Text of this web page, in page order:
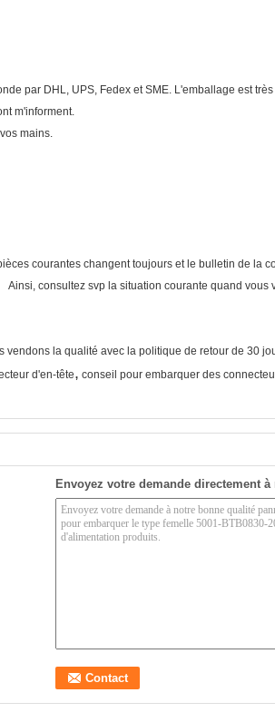
par DHL, UPS, Fedex et SME. L'emballage est très
m'informent.
mains.
courantes changent toujours et le bulletin de la
svp la situation courante quand vous
vendons la qualité avec la politique de retour de 30
d'en-tête, conseil pour embarquer des
Envoyez votre demande directement à